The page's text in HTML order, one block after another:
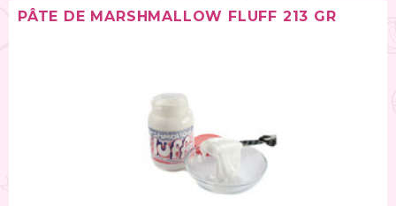
Colorants alimentaires (67)
Feutres alimentaires (11)
Peintures alimentaires (38)
Chocolats / Candy Melts (36)
PÂTE DE MARSHMALLOW FLUFF 213 GR